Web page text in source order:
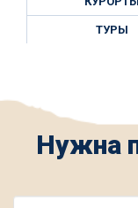
ТУРЫ
Нужна